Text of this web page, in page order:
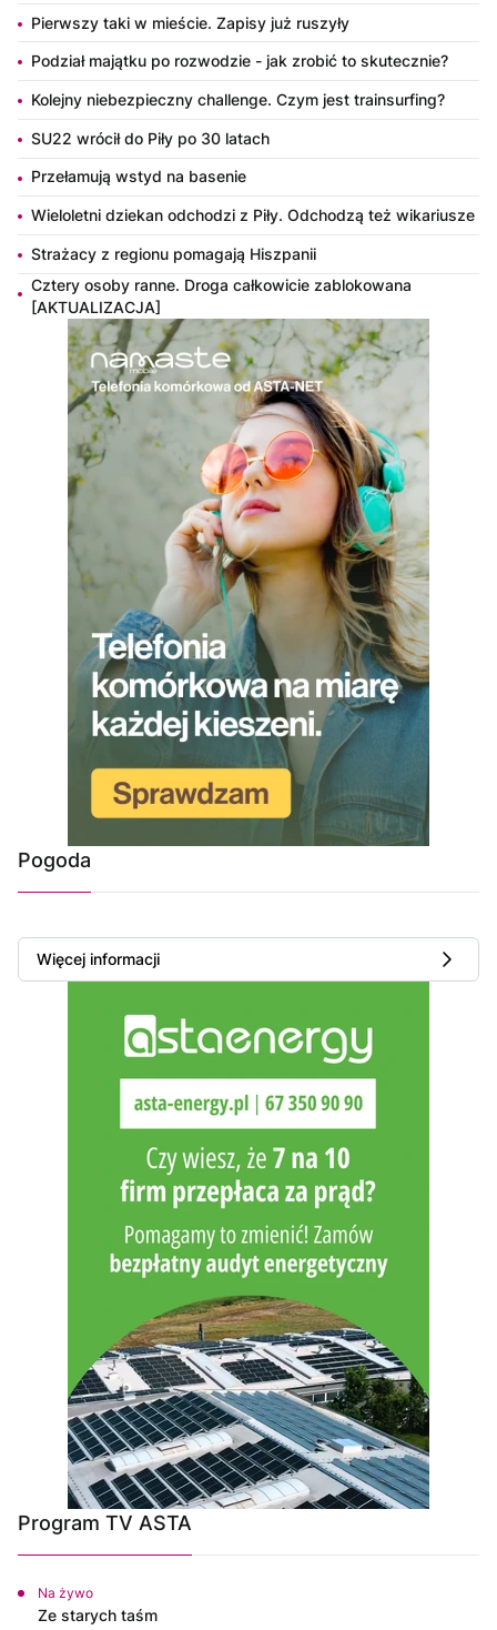
Pierwszy taki w mieście. Zapisy już ruszyły
Podział majątku po rozwodzie - jak zrobić to skutecznie?
Kolejny niebezpieczny challenge. Czym jest trainsurfing?
SU22 wrócił do Piły po 30 latach
Przełamują wstyd na basenie
Wieloletni dziekan odchodzi z Piły. Odchodzą też wikariusze
Strażacy z regionu pomagają Hiszpanii
Cztery osoby ranne. Droga całkowicie zablokowana
[AKTUALIZACJA]
Pogoda
Więcej informacji
Program TV ASTA
Na żywo
Ze starych taśm